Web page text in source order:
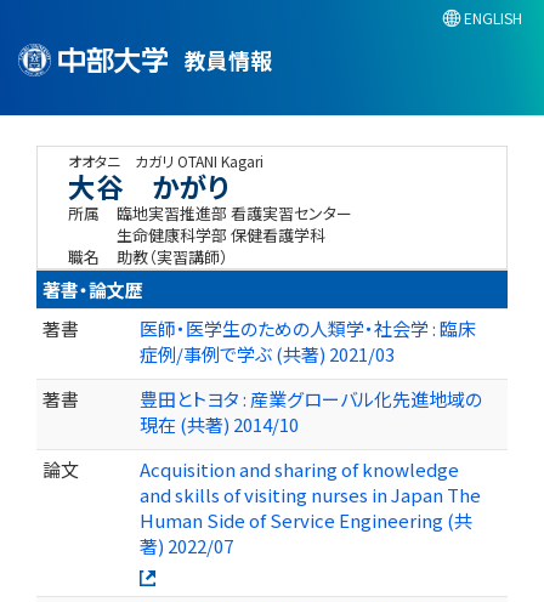
教員情報
ENGLISH
オオタニ カガリ OTANI Kagari
大谷 かがり
所属
臨地実習推進部 看護実習センター
生命健康科学部 保健看護学科
職名
助教（実習講師）
著書・論文歴
著書
医師・医学生のための人類学・社会学 : 臨床
症例/事例で学ぶ (共著) 2021/03
著書
豊田とトヨタ : 産業グローバル化先進地域の
現在 (共著) 2014/10
論文
Acquisition and sharing of knowledge
and skills of visiting nurses in Japan The
Human Side of Service Engineering (共
著) 2022/07